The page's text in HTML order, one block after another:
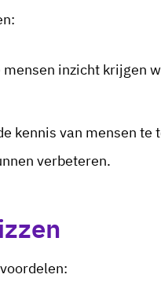
mensen inzicht krijgen
kennis van mensen te
verbeteren.